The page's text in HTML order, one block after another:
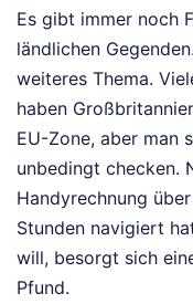
Es gibt immer noch
ländlichen
weiteres Thema.
haben
EU-Zone, aber man
unbedingt checken.
Handyrechnung
Stunden navigiert
will, besorgt sich
Pfund.